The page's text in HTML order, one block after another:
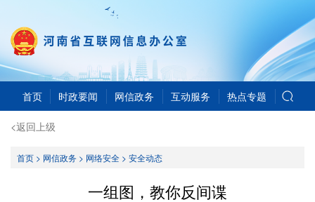
首页 时政要闻 网信政务 互动服务 热点专题
<返回上级
首页> 网信政务> 网络安全> 安全动态
一组图，教你反间谍